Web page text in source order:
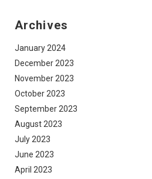
Archives
January 2024
December 2023
November 2023
October 2023
September 2023
August 2023
July 2023
June 2023
April 2023